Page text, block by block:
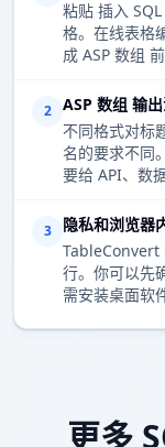
粘贴 插入
格。在线表格
成 ASP 数组
2
ASP 数组 输
不同格式对标
名的要求不同
要给 API、数
3
隐私和浏览器
TableConvert
行。你可以先
需安装桌面软
更多